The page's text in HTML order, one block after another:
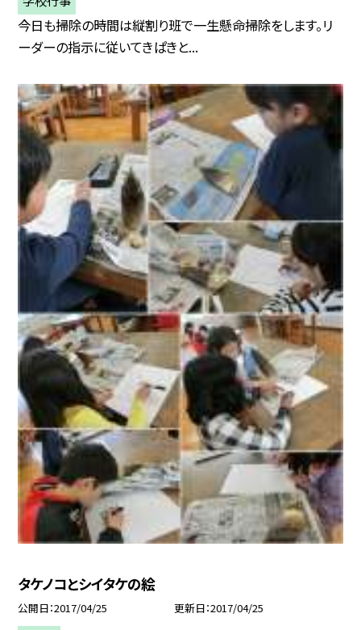
今日も掃除の時間は縦割り班で一生懸命掃除をします。リ
ーダーの指示に従いてきぱきと...
タケノコとシイタケの絵
公開日 2017/04/25 更新日 2017/04/25